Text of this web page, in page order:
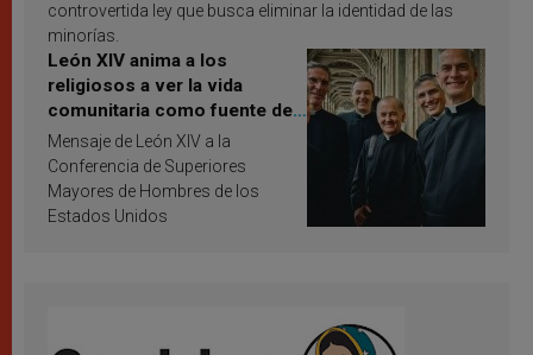
controvertida ley que busca eliminar la identidad de las
minorías.
León XIV anima a los
religiosos a ver la vida
comunitaria como fuente de
inspiración y santificación
Mensaje de León XIV a la
Conferencia de Superiores
Mayores de Hombres de los
Estados Unidos